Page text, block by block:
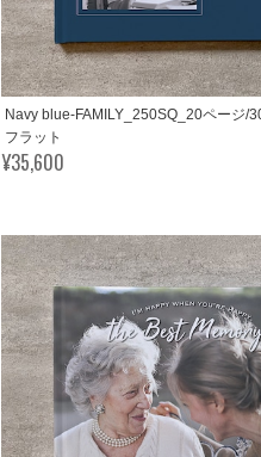
Navy blue-FAMILY_250SQ_20ページ/
フラット
¥35,600